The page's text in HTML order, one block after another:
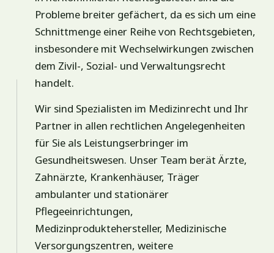
Probleme breiter gefächert, da es sich um eine
Schnittmenge einer Reihe von Rechtsgebieten,
insbesondere mit Wechselwirkungen zwischen
dem Zivil-, Sozial- und Verwaltungsrecht
handelt.
Wir sind Spezialisten im Medizinrecht und Ihr
Partner in allen rechtlichen Angelegenheiten
für Sie als Leistungserbringer im
Gesundheitswesen. Unser Team berät Ärzte,
Zahnärzte, Krankenhäuser, Träger
ambulanter und stationärer
Pflegeeinrichtungen,
Medizinproduktehersteller, Medizinische
Versorgungszentren, weitere